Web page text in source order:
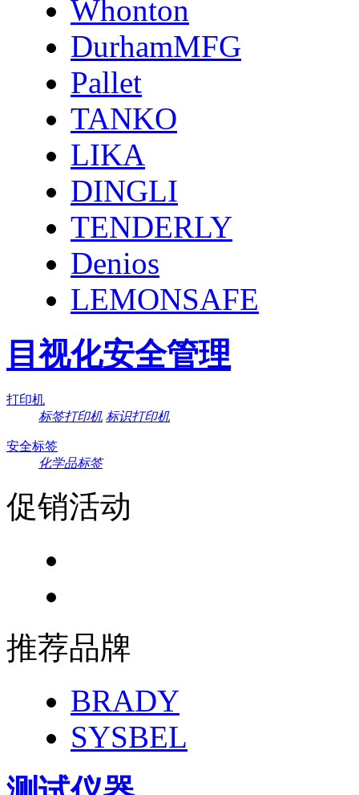
Whonton
DurhamMFG
Pallet
TANKO
LIKA
DINGLI
TENDERLY
Denios
LEMONSAFE
目视化安全管理
打印机
标签打印机 标识打印机
安全标签
化学品标签
促销活动
推荐品牌
BRADY
SYSBEL